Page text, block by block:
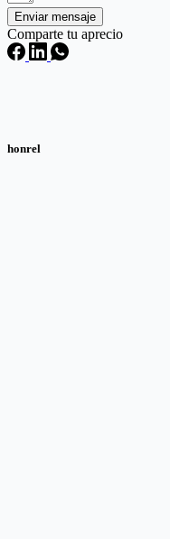
Enviar mensaje
Comparte tu aprecio
honrel